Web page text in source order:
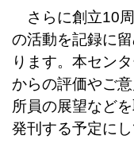
さらに創立10
の活動を記録に
ります。本セン
からの評価やご
所員の展望など
発刊する予定にし